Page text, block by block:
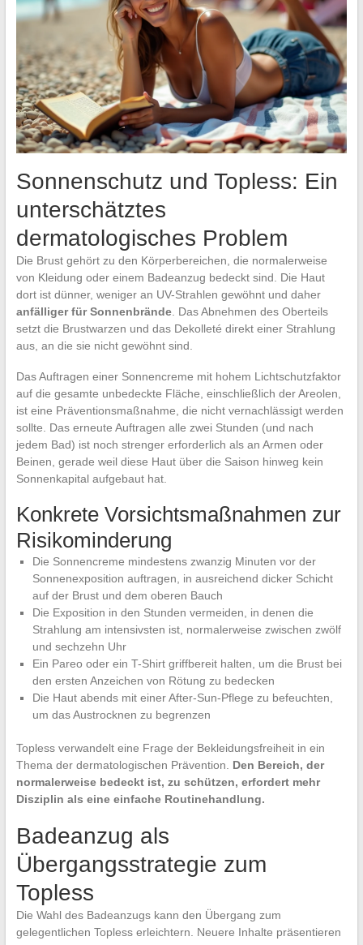
Sonnenschutz und Topless: Ein
unterschätztes
dermatologisches Problem
Die Brust gehört zu den Körperbereichen, die normalerweise
von Kleidung oder einem Badeanzug bedeckt sind. Die Haut
dort ist dünner, weniger an UV-Strahlen gewöhnt und daher
anfälliger für Sonnenbrände. Das Abnehmen des Oberteils
setzt die Brustwarzen und das Dekolleté direkt einer Strahlung
aus, an die sie nicht gewöhnt sind.
Das Auftragen einer Sonnencreme mit hohem Lichtschutzfaktor
auf die gesamte unbedeckte Fläche, einschließlich der Areolen,
ist eine Präventionsmaßnahme, die nicht vernachlässigt werden
sollte. Das erneute Auftragen alle zwei Stunden (und nach
jedem Bad) ist noch strenger erforderlich als an Armen oder
Beinen, gerade weil diese Haut über die Saison hinweg kein
Sonnenkapital aufgebaut hat.
Konkrete Vorsichtsmaßnahmen zur
Risikominderung
Die Sonnencreme mindestens zwanzig Minuten vor der
Sonnenexposition auftragen, in ausreichend dicker Schicht
auf der Brust und dem oberen Bauch
Die Exposition in den Stunden vermeiden, in denen die
Strahlung am intensivsten ist, normalerweise zwischen zwölf
und sechzehn Uhr
Ein Pareo oder ein T-Shirt griffbereit halten, um die Brust bei
den ersten Anzeichen von Rötung zu bedecken
Die Haut abends mit einer After-Sun-Pflege zu befeuchten,
um das Austrocknen zu begrenzen
Topless verwandelt eine Frage der Bekleidungsfreiheit in ein
Thema der dermatologischen Prävention. Den Bereich, der
normalerweise bedeckt ist, zu schützen, erfordert mehr
Disziplin als eine einfache Routinehandlung.
Badeanzug als
Übergangsstrategie zum
Topless
Die Wahl des Badeanzugs kann den Übergang zum
gelegentlichen Topless erleichtern. Neuere Inhalte präsentieren